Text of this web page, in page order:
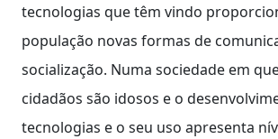
tecnologias que têm vindo
população novas formas de
socialização. Numa sociedade em
cidadãos são idosos e o
tecnologias e o seu uso apresenta